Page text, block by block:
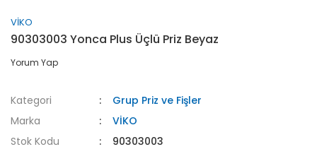
VİKO
90303003 Yonca Plus Üçlü Priz Beyaz
Yorum Yap
Kategori
Grup Priz ve Fişler
Marka
VİKO
Stok Kodu
90303003